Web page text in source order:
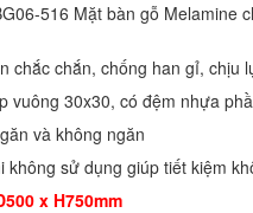
516 Mặt bàn gỗ Melamine
chắc chắn, chống han gỉ, chịu
vuông 30x30, có đệm nhựa
và không ngăn
không sử dụng giúp tiết kiệm
x H750mm